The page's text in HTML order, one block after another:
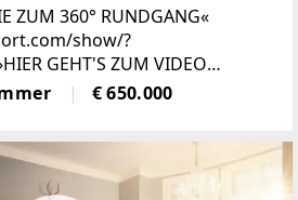
ZUM 360° RUNDGANG«
show/?
GEHT'S ZUM VIDEO
video/1080p/Z4SehXpK
Dieses
€ 650.000